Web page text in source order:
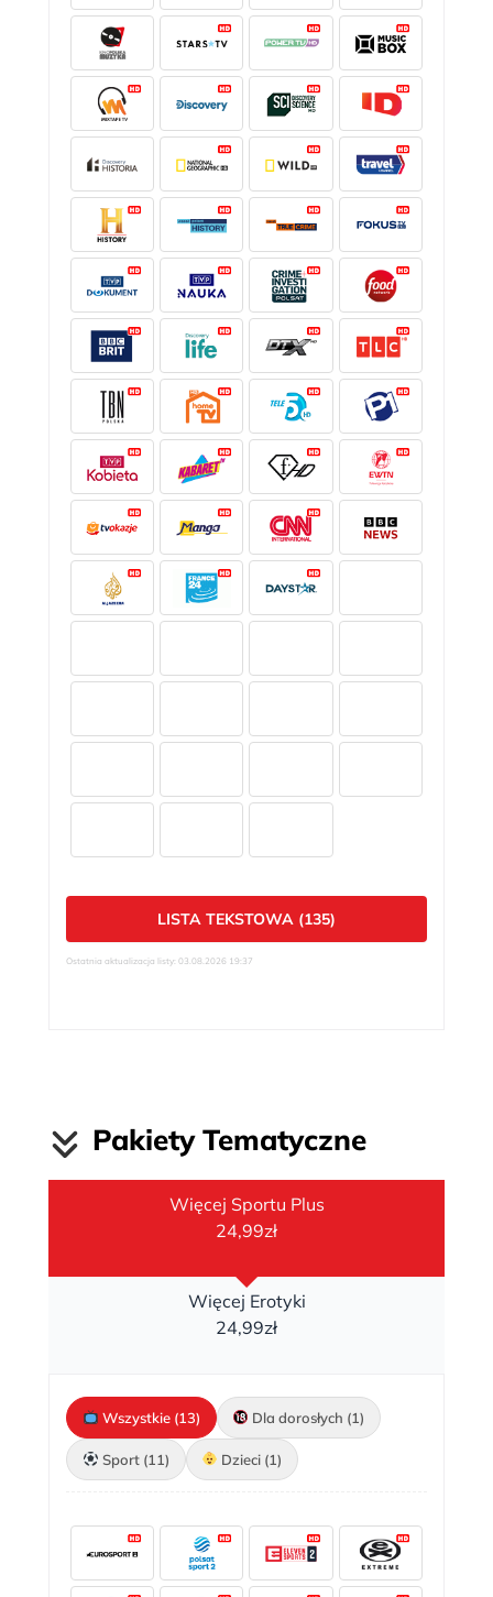
LISTA TEKSTOWA (135)
Ostatnia aktualizacja listy: 03.08.2026 19:37
Pakiety Tematyczne
Więcej Sportu Plus
24,99zł
Więcej Erotyki
24,99zł
Wszystkie (13) Dla dorosłych (1)
Sport (11) Dzieci (1)